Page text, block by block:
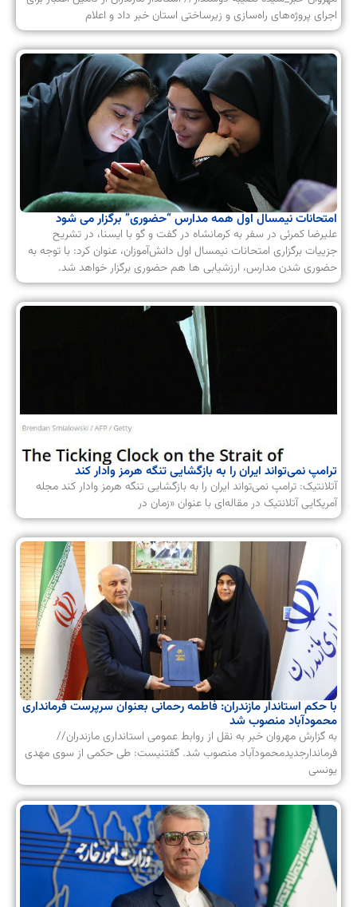
اجرای پروژه‌های راه‌سازی و زیرساختی استان خبر داد و اعلام
امتحانات نیمسال اول همه مدارس “حضوری” برگزار می شود
علیرضا کمرئی در سفر به کرمانشاه در گفت و گو با ایسنا، در تشریح
جزییات برگزاری امتحانات نیمسال اول دانش‌آموزان، عنوان کرد: با توجه به
حضوری شدن مدارس، ارزشیابی ها هم حضوری برگزار خواهد شد.
ترامپ نمی‌تواند ایران را به بازگشایی تنگه هرمز وادار کند
آتلانتیک: ترامپ نمی‌تواند ایران را به بازگشایی تنگه هرمز وادار کند مجله
آمریکایی آتلانتیک در مقاله‌ای با عنوان «زمان در
با حکم استاندار مازندران: فاطمه رحمانی بعنوان سرپرست فرمانداری
محمودآباد منصوب شد
به گزارش مهروان خبر به نقل از روابط عمومی استانداری مازندران//
فرماندارجدیدمحمودآباد منصوب شد. گفتنیست: طی حکمی از سوی مهدی
یونسی